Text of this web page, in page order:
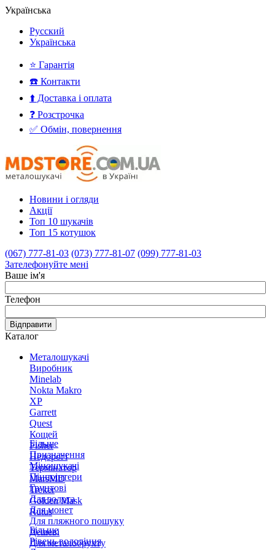
Українська
Русский
Українська
⭐ Гарантія
☎️ Контакти
⬆️ Доставка і оплата
❓ Розстрочка
✅ Обмін, повернення
Новини і огляди
Акції
Топ 10 шукачів
Топ 15 котушок
(067) 777-81-03 (073) 777-81-07 (099) 777-81-03
Зателефонуйте мені
Ваше ім'я
Телефон
Відправити
Каталог
Металошукачі
Виробник
Minelab
Nokta Makro
XP
Garrett
Quest
Кощей
Fisher
Недорогі
Термінатор
MarsMD
Treker
Golden Mask
Rutus
Більше
Призначення
Міношукачі
Пінпоінтери
Грунтові
Для золота
Для монет
Для пляжного пошуку
Дешеві
Для металобрухту
Більше
Рівень володіння